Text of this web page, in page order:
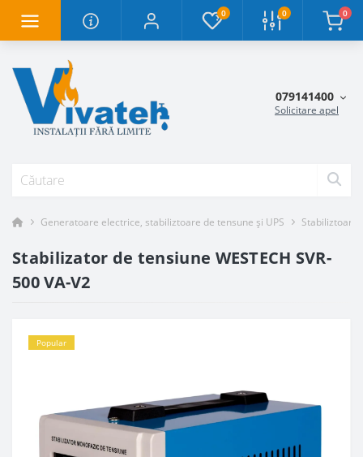
0 0 0
079141400
Solicitare apel
Generatoare electrice, stabiliztoare de tensune și UPS Stabiliztoare
Stabilizator de tensiune WESTECH SVR-
500 VA-V2
Popular